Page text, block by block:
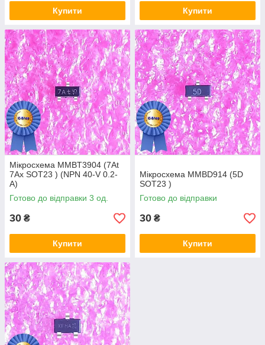
Купити Купити
Мікросхема MMBT3904 (7At
7Ax SOT23 ) (NPN 40-V 0.2-
A)
Готово до відправки 3 од.
30 ₴
Купити
Мікросхема MMBD914 (5D
SOT23 )
Готово до відправки
30 ₴
Купити